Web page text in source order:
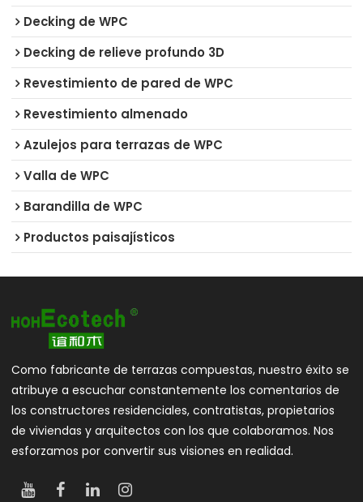
Decking de WPC
Decking de relieve profundo 3D
Revestimiento de pared de WPC
Revestimiento almenado
Azulejos para terrazas de WPC
Valla de WPC
Barandilla de WPC
Productos paisajísticos
Como fabricante de terrazas compuestas, nuestro éxito se
atribuye a escuchar constantemente los comentarios de
los constructores residenciales, contratistas, propietarios
de viviendas y arquitectos con los que colaboramos. Nos
esforzamos por convertir sus visiones en realidad.